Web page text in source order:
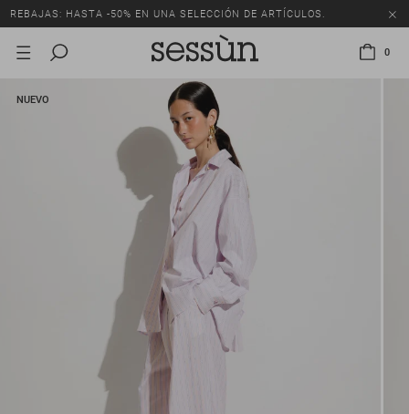
REBAJAS: HASTA -50% EN UNA SELECCIÓN DE ARTÍCULOS.
0
NUEVO